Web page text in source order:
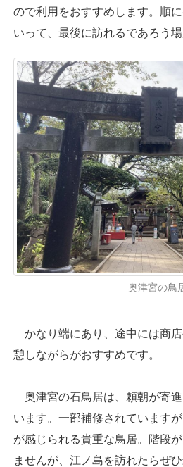
ので利用をおすすめします。順
いって、最後に訪れるであろう場
奥津宮の鳥
かなり端にあり、途中には商
憩しながらがおすすめです。
奥津宮の石鳥居は、頼朝が寄
います。一部補修されています
が感じられる貴重な鳥居。階段
ませんが、江ノ島を訪れたらぜ